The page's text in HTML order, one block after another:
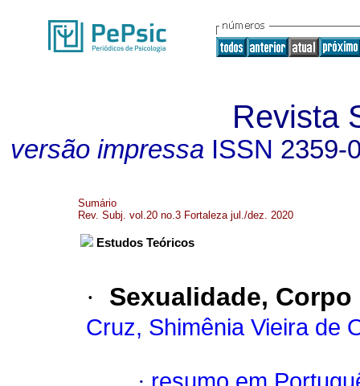
Revista
versão impressa ISSN 2359-
Sumário
Rev. Subj. vol.20 no.3 Fortaleza jul./dez. 2020
Estudos Teóricos
· Sexualidade,
Cruz, Shimênia Vieira de